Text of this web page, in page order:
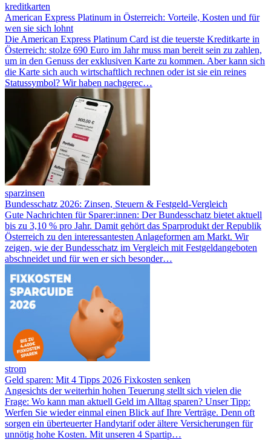
kreditkarten
American Express Platinum in Österreich: Vorteile, Kosten und für
wen sie sich lohnt
Die American Express Platinum Card ist die teuerste Kreditkarte in
Österreich: stolze 690 Euro im Jahr muss man bereit sein zu zahlen,
um in den Genuss der exklusiven Karte zu kommen. Aber kann sich
die Karte sich auch wirtschaftlich rechnen oder ist sie ein reines
Statussymbol? Wir haben nachgerec…
sparzinsen
Bundesschatz 2026: Zinsen, Steuern & Festgeld-Vergleich
Gute Nachrichten für Sparer:innen: Der Bundesschatz bietet aktuell
bis zu 3,10 % pro Jahr. Damit gehört das Sparprodukt der Republik
Österreich zu den interessantesten Anlageformen am Markt. Wir
zeigen, wie der Bundesschatz im Vergleich mit Festgeldangeboten
abschneidet und für wen er sich besonder…
strom
Geld sparen: Mit 4 Tipps 2026 Fixkosten senken
Angesichts der weiterhin hohen Teuerung stellt sich vielen die
Frage: Wo kann man aktuell Geld im Alltag sparen? Unser Tipp:
Werfen Sie wieder einmal einen Blick auf Ihre Verträge. Denn oft
sorgen ein überteuerter Handytarif oder ältere Versicherungen für
unnötig hohe Kosten. Mit unseren 4 Spartip…